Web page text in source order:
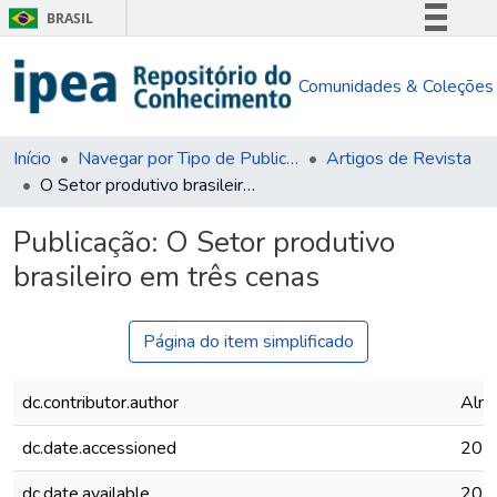
BRASIL
Comunica BR
Acesso à informação
Comunidades & Coleções
Início Navegar por Tipo de Publicação
Artigos de Revista
O Setor produtivo brasileiro em três cenas
Publicação: O Setor produtivo
brasileiro em três cenas
Página do item simplificado
dc.contributor.author
dc.date.accessioned